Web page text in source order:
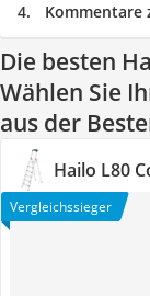
Kommentare
Die besten
Wählen Sie
aus der
Hailo L80
Vergleichssieger